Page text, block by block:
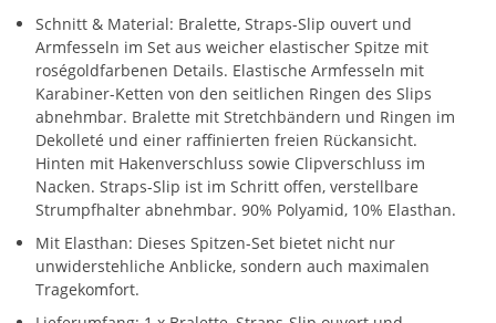
Schnitt & Material: Bralette, Straps-Slip ouvert und
Armfesseln im Set aus weicher elastischer Spitze mit
roségoldfarbenen Details. Elastische Armfesseln mit
Karabiner-Ketten von den seitlichen Ringen des Slips
abnehmbar. Bralette mit Stretchbändern und Ringen im
Dekolleté und einer raffinierten freien Rückansicht.
Hinten mit Hakenverschluss sowie Clipverschluss im
Nacken. Straps-Slip ist im Schritt offen, verstellbare
Strumpfhalter abnehmbar. 90% Polyamid, 10% Elasthan.
Mit Elasthan: Dieses Spitzen-Set bietet nicht nur
unwiderstehliche Anblicke, sondern auch maximalen
Tragekomfort.